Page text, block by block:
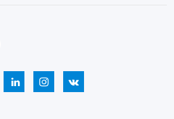
  